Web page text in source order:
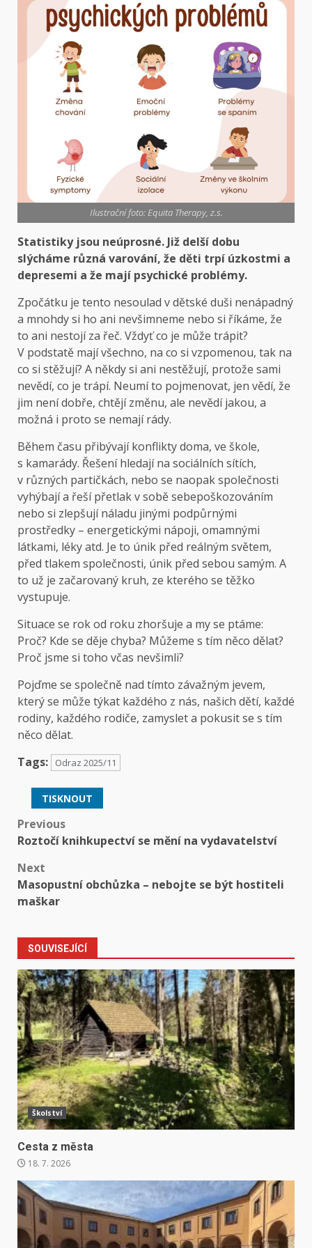
Ilustrační foto: Equita Therapy, z.s.
Statistiky jsou neúprosné. Již delší dobu
slýcháme různá varování, že děti trpí úzkostmi a
depresemi a že mají psychické problémy.
Zpočátku je tento nesoulad v dětské duši nenápadný
a mnohdy si ho ani nevšimneme nebo si říkáme, že
to ani nestojí za řeč. Vždyť co je může trápit?
V podstatě mají všechno, na co si vzpomenou, tak na
co si stěžují? A někdy si ani nestěžují, protože sami
nevědí, co je trápí. Neumí to pojmenovat, jen vědí, že
jim není dobře, chtějí změnu, ale nevědí jakou, a
možná i proto se nemají rády.
Během času přibývají konflikty doma, ve škole,
s kamarády. Řešení hledají na sociálních sítích,
v různých partičkách, nebo se naopak společnosti
vyhýbají a řeší přetlak v sobě sebepoškozováním
nebo si zlepšují náladu jinými podpůrnými
prostředky – energetickými nápoji, omamnými
látkami, léky atd. Je to únik před reálným světem,
před tlakem společnosti, únik před sebou samým. A
to už je začarovaný kruh, ze kterého se těžko
vystupuje.
Situace se rok od roku zhoršuje a my se ptáme:
Proč? Kde se děje chyba? Můžeme s tím něco dělat?
Proč jsme si toho včas nevšimli?
Pojďme se společně nad tímto závažným jevem,
který se může týkat každého z nás, našich dětí, každé
rodiny, každého rodiče, zamyslet a pokusit se s tím
něco dělat.
Tags:
Odraz 2025/11
TISKNOUT
Post
navigation
Previous
Roztočí knihkupectví se mění na vydavatelství
Next
Masopustní obchůzka – nebojte se být hostiteli
maškar
SOUVISEJÍCÍ
Školství
Cesta z města
18. 7. 2026